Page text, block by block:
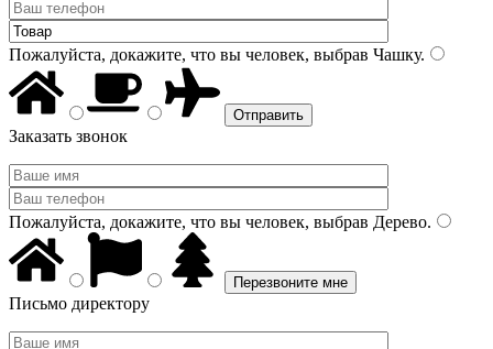
Пожалуйста, докажите, что вы человек, выбрав Чашку.
Заказать звонок
Пожалуйста, докажите, что вы человек, выбрав Дерево.
Письмо директору